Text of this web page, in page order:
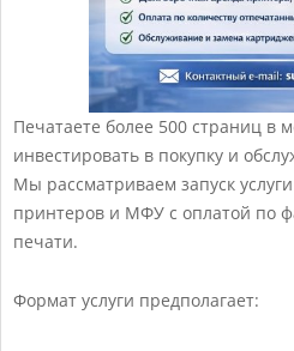
О
ф
и
н
Печатаете более 500 страниц в
инвестировать в покупку и
Мы рассматриваем запуск
принтеров и МФУ с оплатой по
печати.
Формат услуги предполагает: